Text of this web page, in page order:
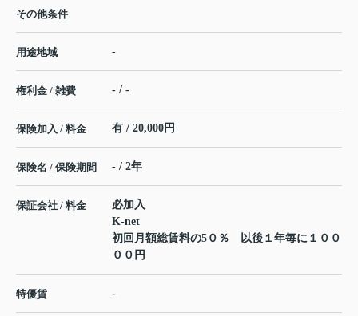
その他条件
用途地域 -
権利金 / 雑費 - / -
保険加入 / 料金 有 / 20,000円
保険名 / 保険期間 - / 2年
保証会社 / 料金
必加入
K-net
初回月額総賃料の5０％ 以後１年毎に１００
００円
特優賃 -